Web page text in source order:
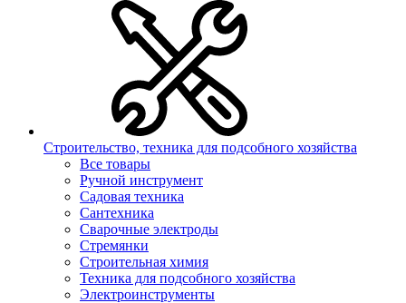
Строительство, техника для подсобного хозяйства
Все товары
Ручной инструмент
Садовая техника
Сантехника
Сварочные электроды
Стремянки
Строительная химия
Техника для подсобного хозяйства
Электроинструменты